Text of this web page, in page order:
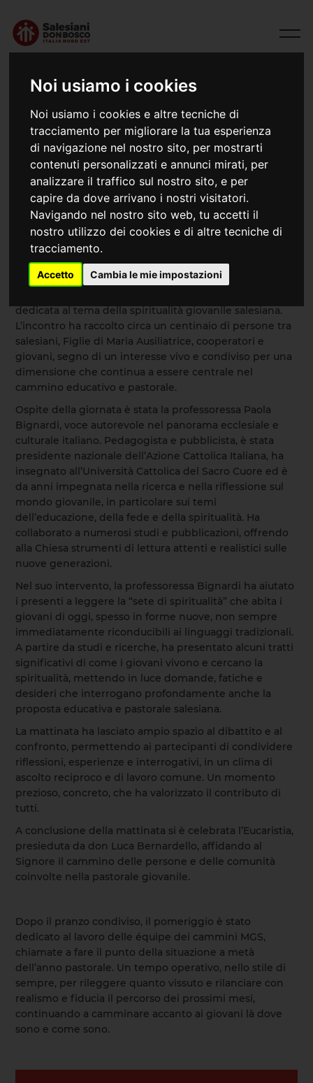
Noi usiamo i cookies
Noi usiamo i cookies e altre tecniche di
tracciamento per migliorare la tua esperienza
di navigazione nel nostro sito, per mostrarti
contenuti personalizzati e annunci mirati, per
analizzare il traffico sul nostro sito, e per
capire da dove arrivano i nostri visitatori.
Navigando nel nostro sito web, tu accetti il
nostro utilizzo dei cookies e di altre tecniche di
tracciamento.
Accetto Cambia le mie impostazioni
17/01/2026
Sete di spiritualità
Sabato 17 gennaio, presso l’Istituto Maria Ausiliatrice di
dedicata al tema della spiritualità giovanile salesiana.
L’incontro ha raccolto circa un centinaio di persone tra
salesiani, Figlie di Maria Ausiliatrice, cooperatori e
giovani, segno di un interesse vivo e condiviso per una
dimensione che continua a essere centrale nel
cammino educativo e pastorale.
Ospite della giornata è stata la professoressa Paola
Bignardi, voce autorevole nel panorama ecclesiale e
culturale italiano. Pedagogista e pubblicista, è stata
presidente nazionale dell’Azione Cattolica Italiana, ha
insegnato all’Università Cattolica del Sacro Cuore ed è
da anni impegnata nella ricerca e nella riflessione sul
mondo giovanile, in particolare sui temi
dell’educazione, della fede e della spiritualità. Ha
collaborato a numerosi studi e pubblicazioni, offrendo
alla Chiesa strumenti di lettura attenti e realistici sulle
nuove generazioni.
Nel suo intervento, la professoressa Bignardi ha aiutato
i presenti a leggere la “sete di spiritualità” che abita i
giovani di oggi, spesso in forme nuove, non sempre
immediatamente riconducibili ai linguaggi tradizionali.
A partire da studi e ricerche, ha presentato alcuni tratti
significativi di come i giovani vivono e cercano la
spiritualità, mettendo in luce domande, fatiche e
desideri che interrogano profondamente anche la
proposta educativa e pastorale salesiana.
La mattinata ha lasciato ampio spazio al dibattito e al
confronto, permettendo ai partecipanti di condividere
riflessioni, esperienze e interrogativi, in un clima di
ascolto reciproco e di lavoro comune. Un momento
prezioso, concreto, che ha valorizzato il contributo di
tutti.
A conclusione della mattinata si è celebrata l’Eucaristia,
presieduta da don Luca Bernardello, affidando al
Signore il cammino delle persone e delle comunità
coinvolte nella pastorale giovanile.
Dopo il pranzo condiviso, il pomeriggio è stato
dedicato al lavoro delle équipe dei cammini MGS,
chiamate a fare il punto della situazione a metà
dell’anno pastorale. Un tempo operativo, nello stile di
sempre, per rileggere quanto vissuto e rilanciare con
realismo e fiducia il percorso dei prossimi mesi,
continuando a camminare accanto ai giovani là dove
sono e come sono.